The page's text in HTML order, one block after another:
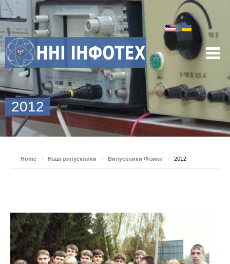
2012
Home / Наші випускники / Випускники Фізики / 2012